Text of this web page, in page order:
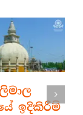
ඉදිකිරීම්